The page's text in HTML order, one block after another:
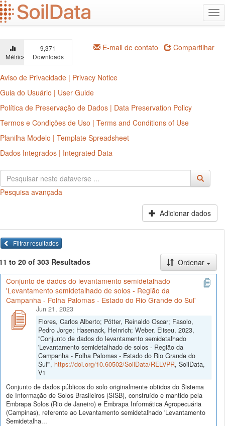
Ir
para
o
principal
Métricas
9,371
Downloads
E-mail de contato Compartilhar
Aviso de Privacidade | Privacy Notice
Guia do Usuário | User Guide
Política de Preservação de Dados | Data Preservation Policy
Termos e Condições de Uso | Terms and Conditions of Use
Planilha Modelo | Template Spreadsheet
Dados Integrados | Integrated Data
Pesquisa avançada
Adicionar dados
Filtrar resultados
to 20 of 303 Resultados
Ordenar
Conjunto de dados do levantamento semidetalhado
'Levantamento semidetalhado de solos - Região da
Campanha - Folha Palomas - Estado do Rio Grande do Sul'
Jun 21, 2023
Flores, Carlos Alberto; Pötter, Reinaldo Oscar; Fasolo,
Pedro Jorge; Hasenack, Heinrich; Weber, Eliseu, 2023,
"Conjunto de dados do levantamento semidetalhado
'Levantamento semidetalhado de solos - Região da
Campanha - Folha Palomas - Estado do Rio Grande do
Sul'", https://doi.org/10.60502/SoilData/RELVPR, SoilData,
V1
Conjunto de dados públicos do solo originalmente obtidos do Sistema
de Informação de Solos Brasileiros (SISB), construído e mantido pela
Embrapa Solos (Rio de Janeiro) e Embrapa Informática Agropecuária
(Campinas), referente ao Levantamento semidetalhado 'Levantamento
Semidetalha...